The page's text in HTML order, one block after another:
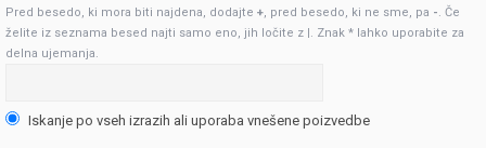
Pred besedo, ki mora biti najdena, dodajte +, pred besedo, ki ne sme, pa -. Če
želite iz seznama besed najti samo eno, jih ločite z |. Znak * lahko uporabite za
delna ujemanja.
Iskanje po vseh izrazih ali uporaba vnešene poizvedbe